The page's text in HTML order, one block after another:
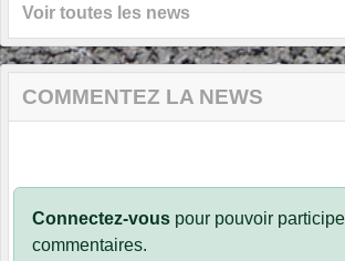
Voir toutes les news
COMMENTEZ LA NEWS
Connectez-vous pour pouvoir
commentaires.